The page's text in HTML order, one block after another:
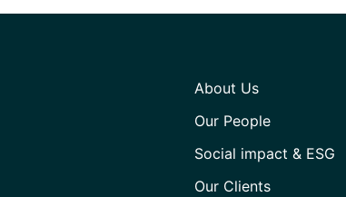
About Us
Our People
Social impact & ESG
Our Clients